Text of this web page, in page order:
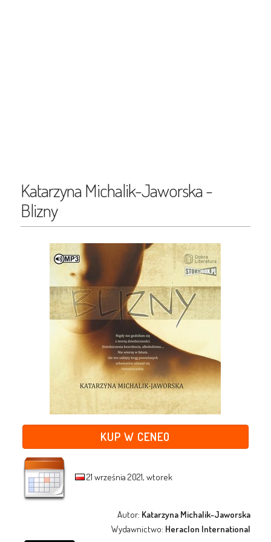
Katarzyna Michalik-Jaworska -
Blizny
KUP W CENEO
21 września 2021, wtorek
Autor: Katarzyna Michalik-Jaworska
Wydawnictwo: Heraclon International